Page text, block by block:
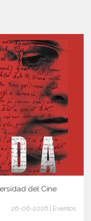
del Cine
26-06-2026 | Eventos